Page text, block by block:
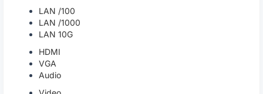
LAN /100
LAN /1000
LAN 10G
HDMI
VGA
Audio